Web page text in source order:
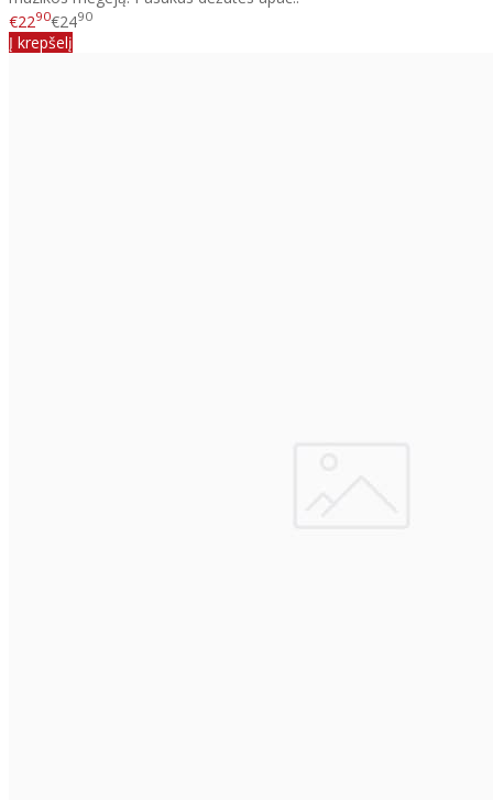
€2290€2490
Į krepšelį